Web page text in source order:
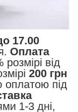
17.00
Оплата
від
200 грн
під
1-3 дні,